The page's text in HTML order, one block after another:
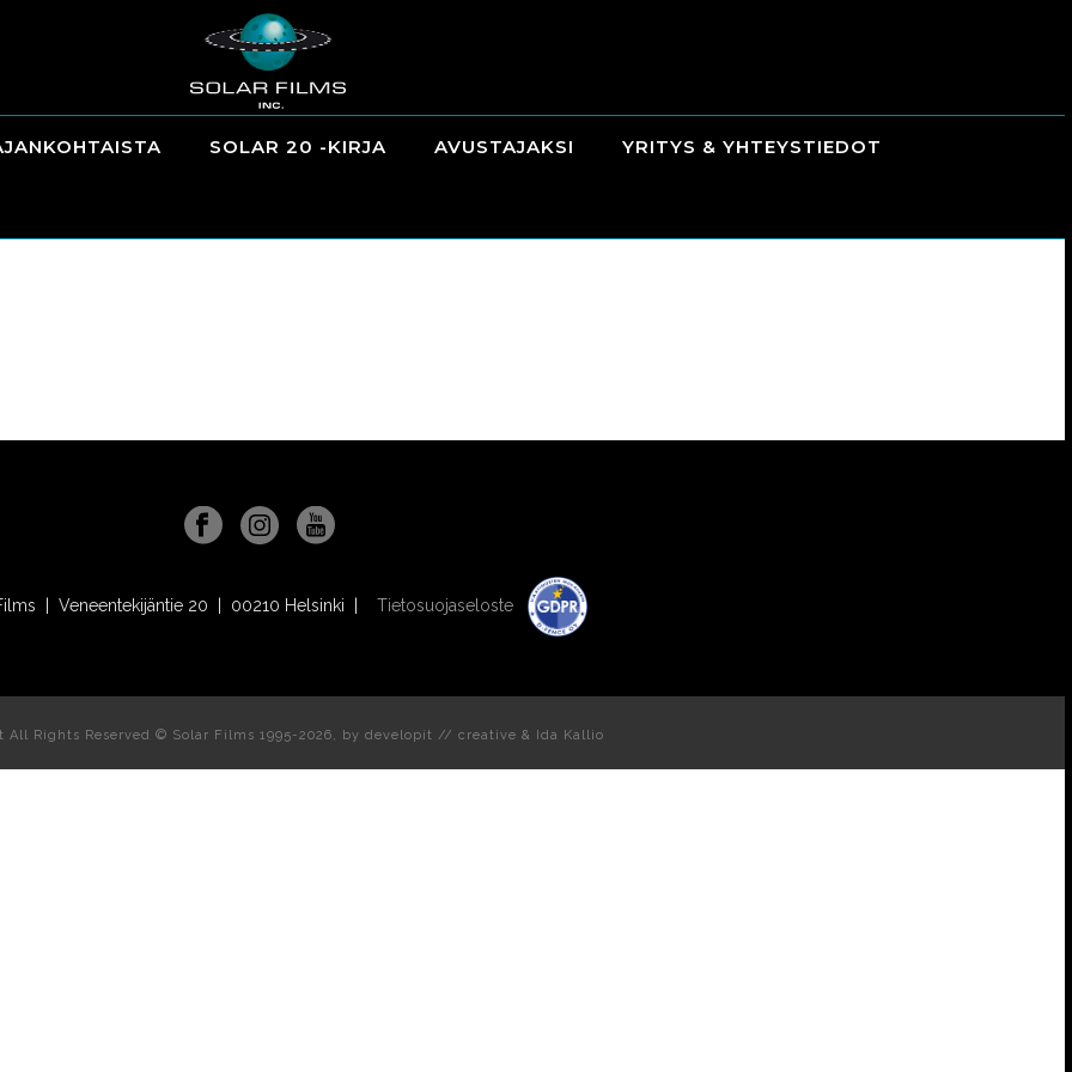
SOLAR 20 -KIRJA AVUSTAJAKSI YRITYS & YHTEYSTIEDOT
| Veneentekijäntie 20 | 00210 Helsinki | Tietosuojaseloste
All Rights Reserved © Solar Films 1995-2026, by developit // creative & Ida Kallio